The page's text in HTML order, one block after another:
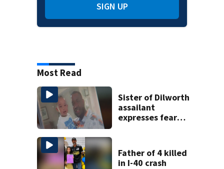
SIGN UP
Most Read
Sister of Dilworth
assailant
expresses fear
Father of 4 killed
in I-40 crash